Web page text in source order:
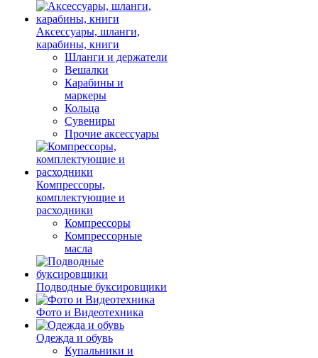
Аксессуары, шланги,
карабины, книги
Шланги и держатели
Вешалки
Карабины и
маркеры
Кольца
Сувениры
Прочие аксессуары
Компрессоры,
комплектующие и
расходники
Компрессоры
Компрессорные
масла
Подводные буксировщики
Фото и Видеотехника
Одежда и обувь
Купальники и